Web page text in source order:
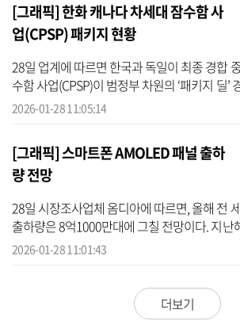
[그래픽] 한화 캐나다 차세대 잠수함 사
업(CPSP) 패키지 현황
28일 업계에 따르면 한국과 독일이 최종 경합
수함 사업(CPSP)이 범정부 차원의 ‘패키지 딜’
다. 최근 캐나다 정부가 최근 공개한 평가 항목
2026-01-28 11:05:14
[그래픽] 스마트폰 AMOLED 패널 출하
량 전망
28일 시장조사업체 옴디아에 따르면, 올해 전
출하량은 8억1000만대에 그칠 전망이다. 지난
약 700만대 감소한 규모로, 2023년 약 6억2000
2026-01-28 11:01:43
더보기